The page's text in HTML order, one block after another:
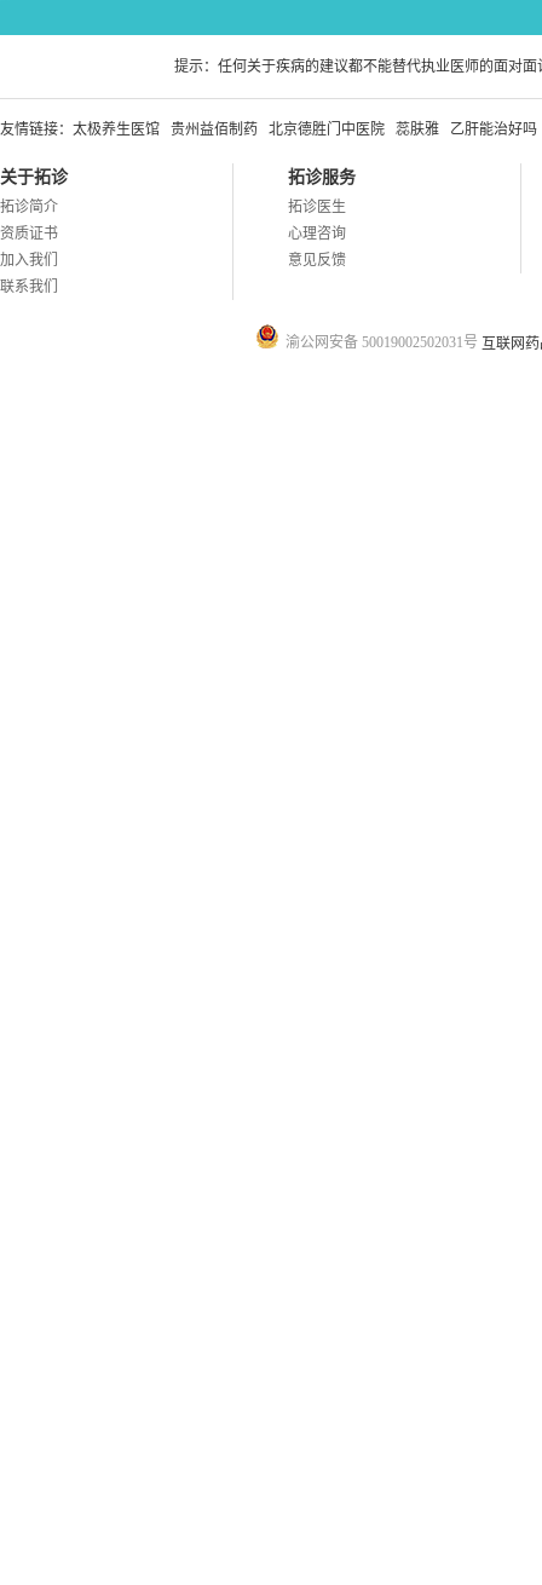
提示：任何关于疾病的建议都不能替代执业医师的面对
友情链接： 太极养生医馆 贵州益佰制药 北京德胜门中医院 蕊肤雅 乙肝能治好吗
关于拓诊
拓诊简介
资质证书
加入我们
联系我们
拓诊服务
拓诊医生
心理咨询
意见反馈
渝公网安备 50019002502031号 互联网